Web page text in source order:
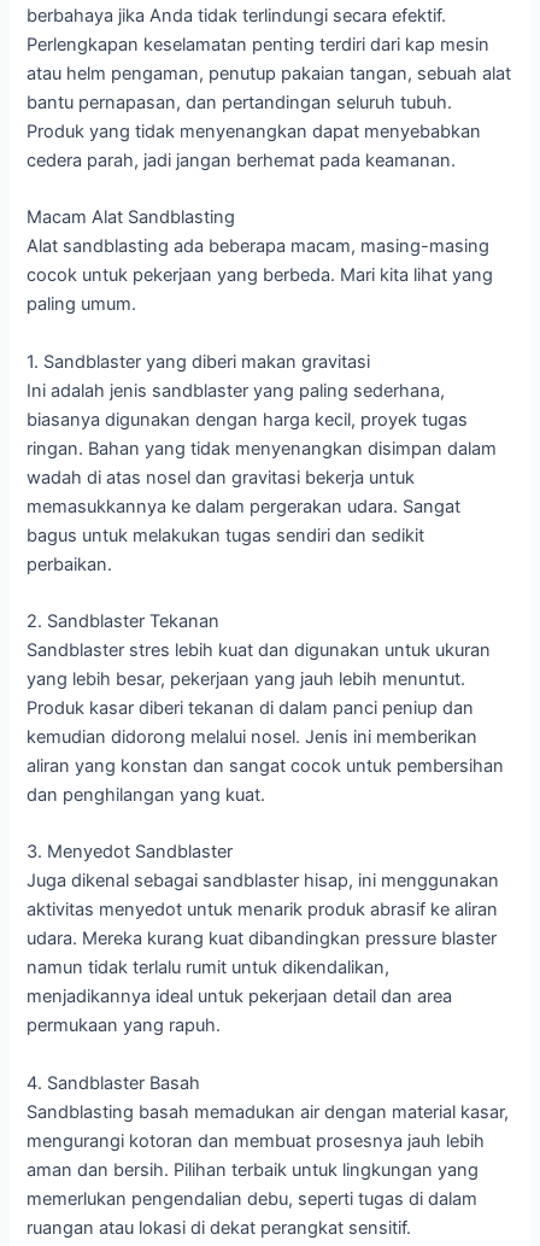
berbahaya jika Anda tidak terlindungi secara efektif.
Perlengkapan keselamatan penting terdiri dari kap mesin
atau helm pengaman, penutup pakaian tangan, sebuah alat
bantu pernapasan, dan pertandingan seluruh tubuh.
Produk yang tidak menyenangkan dapat menyebabkan
cedera parah, jadi jangan berhemat pada keamanan.
Macam Alat Sandblasting
Alat sandblasting ada beberapa macam, masing-masing
cocok untuk pekerjaan yang berbeda. Mari kita lihat yang
paling umum.
1. Sandblaster yang diberi makan gravitasi
Ini adalah jenis sandblaster yang paling sederhana,
biasanya digunakan dengan harga kecil, proyek tugas
ringan. Bahan yang tidak menyenangkan disimpan dalam
wadah di atas nosel dan gravitasi bekerja untuk
memasukkannya ke dalam pergerakan udara. Sangat
bagus untuk melakukan tugas sendiri dan sedikit
perbaikan.
2. Sandblaster Tekanan
Sandblaster stres lebih kuat dan digunakan untuk ukuran
yang lebih besar, pekerjaan yang jauh lebih menuntut.
Produk kasar diberi tekanan di dalam panci peniup dan
kemudian didorong melalui nosel. Jenis ini memberikan
aliran yang konstan dan sangat cocok untuk pembersihan
dan penghilangan yang kuat.
3. Menyedot Sandblaster
Juga dikenal sebagai sandblaster hisap, ini menggunakan
aktivitas menyedot untuk menarik produk abrasif ke aliran
udara. Mereka kurang kuat dibandingkan pressure blaster
namun tidak terlalu rumit untuk dikendalikan,
menjadikannya ideal untuk pekerjaan detail dan area
permukaan yang rapuh.
4. Sandblaster Basah
Sandblasting basah memadukan air dengan material kasar,
mengurangi kotoran dan membuat prosesnya jauh lebih
aman dan bersih. Pilihan terbaik untuk lingkungan yang
memerlukan pengendalian debu, seperti tugas di dalam
ruangan atau lokasi di dekat perangkat sensitif.